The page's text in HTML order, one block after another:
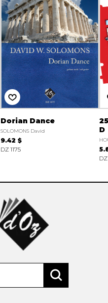
Dorian Dance
SOLOMONS David
9.42 $
DZ 1175
D